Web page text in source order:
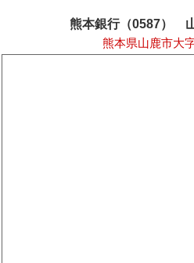
熊本銀行（0587）
熊本県山鹿市大